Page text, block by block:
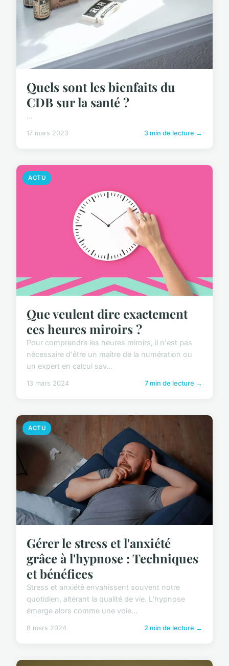
Quels sont les bienfaits du
CDB sur la santé ?
...
17 mars 2023 3 min de lecture →
ACTU
Que veulent dire exactement
ces heures miroirs ?
Pour comprendre les heures miroirs, il n'est pas
nécessaire d'être un maître de la numération ou
un expert en calcul sav...
13 mars 2024 7 min de lecture →
ACTU
Gérer le stress et l'anxiété
grâce à l'hypnose : Techniques
et bénéfices
Stress et anxiété envahissent souvent notre
quotidien, altérant la qualité de vie. L'hypnose
émerge alors comme une voie...
8 mars 2024 2 min de lecture →